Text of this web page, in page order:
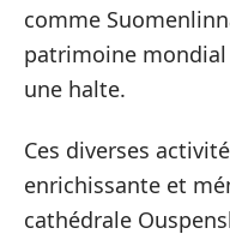
comme
patrimoine mondial
une halte.
Ces diverses
enrichissante et
cathédrale